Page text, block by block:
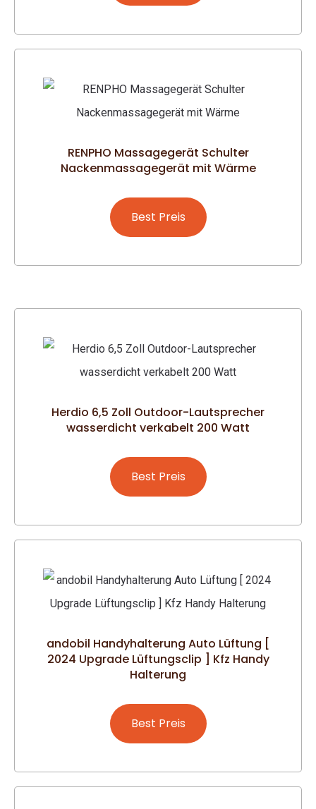
RENPHO Massagegerät Schulter
Nackenmassagegerät mit Wärme
Best Preis
Herdio 6,5 Zoll Outdoor-Lautsprecher
wasserdicht verkabelt 200 Watt
Best Preis
andobil Handyhalterung Auto Lüftung [
2024 Upgrade Lüftungsclip ] Kfz Handy
Halterung
Best Preis